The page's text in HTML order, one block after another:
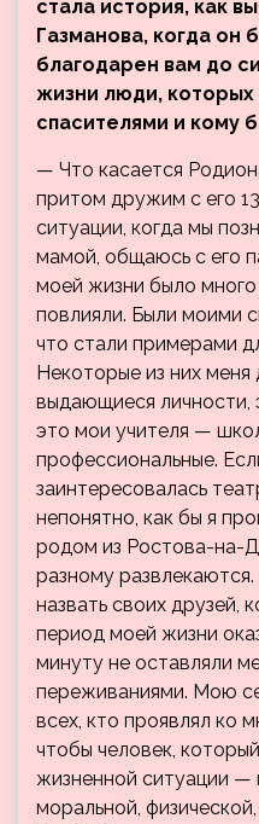
стала история, как
Газманова, когда
благодарен вам до
жизни люди, которых
спасителями и кому
— Что касается
притом дружим с его
ситуации, когда мы
мамой, общаюсь с его
моей жизни было
повлияли. Были моими
что стали примерами
Некоторые из них
выдающиеся личности,
это мои учителя —
профессиональные.
заинтересовалась
непонятно, как бы я
родом из Ростова-на-
разному
назвать своих друзей,
период моей жизни
минуту не оставляли
переживаниями. Мою
всех, кто проявлял ко
чтобы человек,
жизненной ситуации —
моральной,